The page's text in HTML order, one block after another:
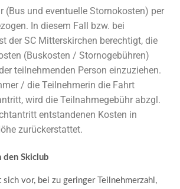
(Bus und eventuelle Stornokosten) per
In diesem Fall bzw. bei
der SC Mitterskirchen berechtigt, die
(Buskosten / Stornogebühren)
teilnehmenden Person einzuziehen.
/ die Teilnehmerin die Fahrt
wird die Teilnahmegebühr abzgl.
entstandenen Kosten in
zurückerstattet.
Skiclub
sich vor, bei zu geringer Teilnehmerzahl,